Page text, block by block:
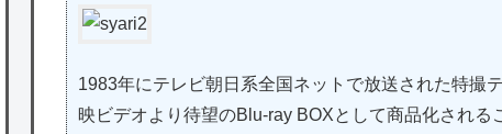
1983年にテレビ朝日系全国ネットで放送された特撮
映ビデオより待望のBlu-ray BOXとして商品化され